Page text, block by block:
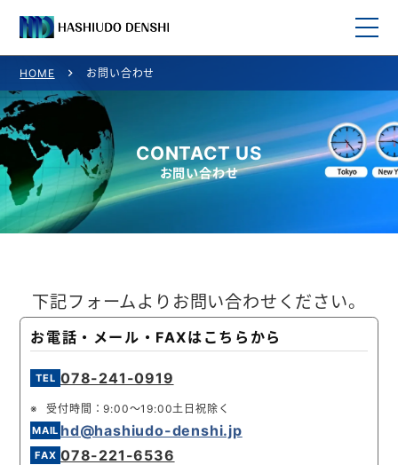
取り扱い商品
取り扱いメーカー一覧
お問い合わせ
HOME お問い合わせ
CONTACT US
お問い合わせ
下記フォームよりお問い合わせください。
お電話・メール・FAXはこちらから
078-241-0919
受付時間：9:00～19:00土日祝除く
hd@hashiudo-denshi.jp
078-221-6536